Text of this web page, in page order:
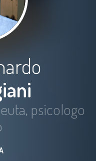
psicologo